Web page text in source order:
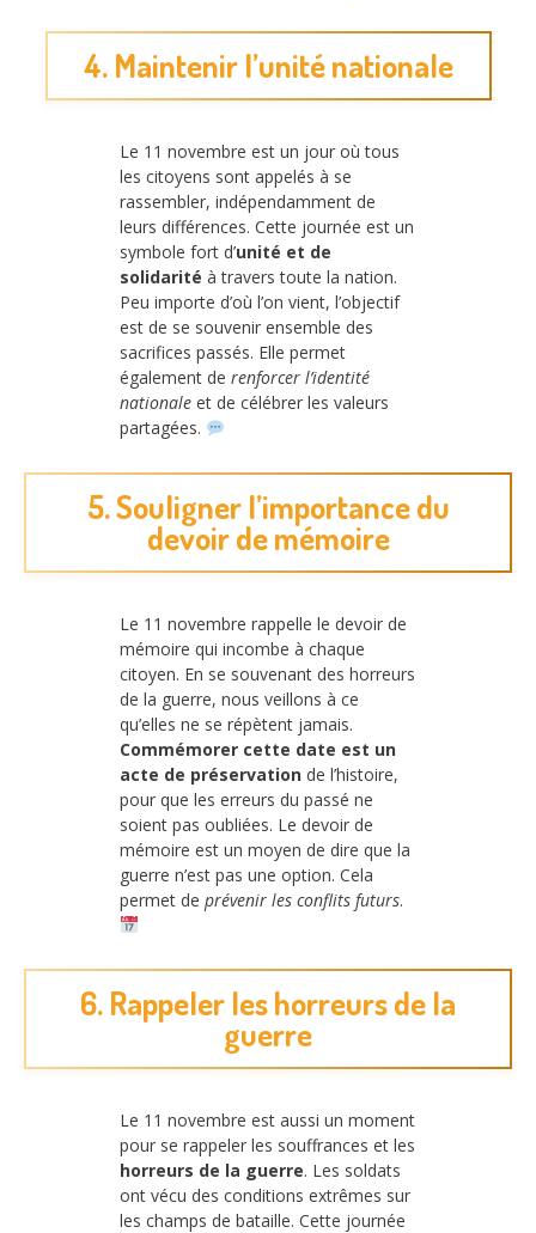
4. Maintenir l’unité nationale
Le 11 novembre est un jour où tous
les citoyens sont appelés à se
rassembler, indépendamment de
leurs différences. Cette journée est un
symbole fort d’unité et de
solidarité à travers toute la nation.
Peu importe d’où l’on vient, l’objectif
est de se souvenir ensemble des
sacrifices passés. Elle permet
également de renforcer l’identité
nationale et de célébrer les valeurs
partagées.
5. Souligner l’importance du
devoir de mémoire
Le 11 novembre rappelle le devoir de
mémoire qui incombe à chaque
citoyen. En se souvenant des horreurs
de la guerre, nous veillons à ce
qu’elles ne se répètent jamais.
Commémorer cette date est un
acte de préservation de l’histoire,
pour que les erreurs du passé ne
soient pas oubliées. Le devoir de
mémoire est un moyen de dire que la
guerre n’est pas une option. Cela
permet de prévenir les conflits futurs.
6. Rappeler les horreurs de la
guerre
Le 11 novembre est aussi un moment
pour se rappeler les souffrances et les
horreurs de la guerre. Les soldats
ont vécu des conditions extrêmes sur
les champs de bataille. Cette journée